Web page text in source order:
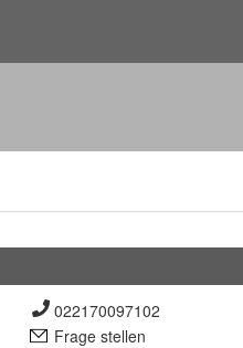
022170097102
Frage stellen